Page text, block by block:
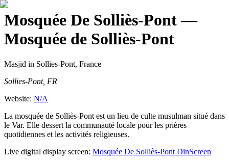
Mosquée De Solliès-Pont—
Mosquée de Solliès-Pont
Masjid in Sollies-Pont, France
Sollies-Pont, FR
Website: N/A
La mosquée de Solliès-Pont est un lieu de culte musulman situé dans
le Var. Elle dessert la communauté locale pour les prières
quotidiennes et les activités religieuses.
Live digital display screen: Mosquée De Solliès-Pont DinScreen